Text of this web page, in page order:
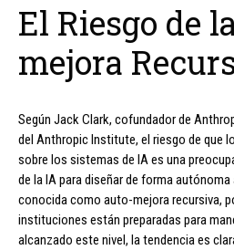
El Riesgo de
mejora
Según Jack Clark, cofundador de
del Anthropic Institute, el riesgo de que
sobre los sistemas de IA es una
de la IA para diseñar de forma
conocida como auto-mejora recursiva,
instituciones están preparadas para
alcanzado este nivel, la tendencia es